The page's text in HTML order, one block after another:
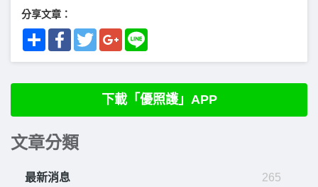
分享文章：
Share FacebookTwitterGoogle+
下載「優照護」APP
文章分類
最新消息 265